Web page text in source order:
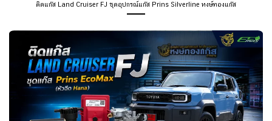
ติดแก๊ส Land Cruiser FJ ชุดอุปกรณ์แก๊ส Prins Silverline หงษ์ทองแก๊ส